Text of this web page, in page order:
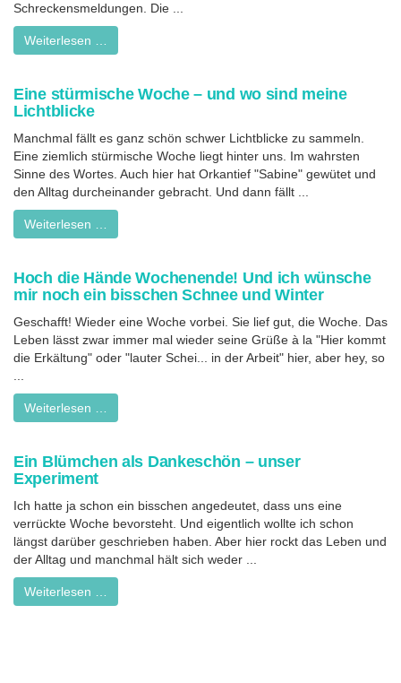
Schreckensmeldungen. Die ...
Weiterlesen …
Eine stürmische Woche – und wo sind meine
Lichtblicke
Manchmal fällt es ganz schön schwer Lichtblicke zu sammeln.
Eine ziemlich stürmische Woche liegt hinter uns. Im wahrsten
Sinne des Wortes. Auch hier hat Orkantief "Sabine" gewütet und
den Alltag durcheinander gebracht. Und dann fällt ...
Weiterlesen …
Hoch die Hände Wochenende! Und ich wünsche
mir noch ein bisschen Schnee und Winter
Geschafft! Wieder eine Woche vorbei. Sie lief gut, die Woche. Das
Leben lässt zwar immer mal wieder seine Grüße à la "Hier kommt
die Erkältung" oder "lauter Schei... in der Arbeit" hier, aber hey, so
Weiterlesen …
Ein Blümchen als Dankeschön – unser
Experiment
Ich hatte ja schon ein bisschen angedeutet, dass uns eine
verrückte Woche bevorsteht. Und eigentlich wollte ich schon
längst darüber geschrieben haben. Aber hier rockt das Leben und
der Alltag und manchmal hält sich weder ...
Weiterlesen …